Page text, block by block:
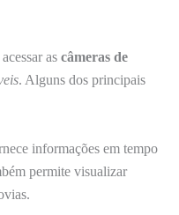
as câmeras de
. Alguns dos principais
informações em tempo
permite visualizar